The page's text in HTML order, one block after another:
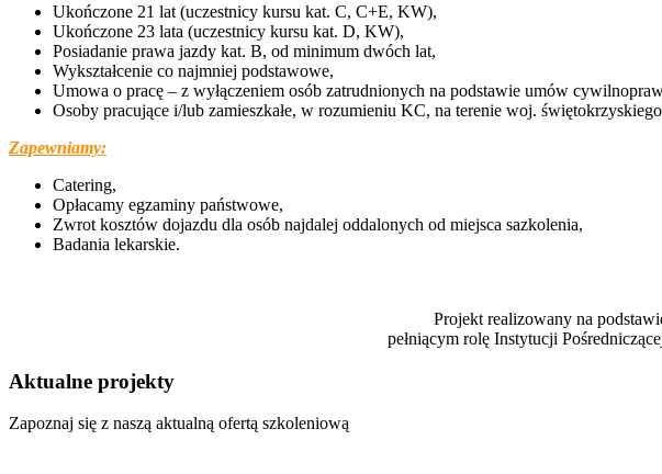
Ukończone 21 lat (uczestnicy kursu kat. C, C+E, KW),
Ukończone 23 lata (uczestnicy kursu kat. D, KW),
Posiadanie prawa jazdy kat. B, od minimum dwóch lat,
Wykształcenie co najmniej podstawowe,
Umowa o pracę – z wyłączeniem osób zatrudnionych na podstawie umów
Osoby pracujące i/lub zamieszkałe, w rozumieniu KC, na terenie woj.
Zapewniamy:
Catering,
Opłacamy egzaminy państwowe,
Zwrot kosztów dojazdu dla osób najdalej oddalonych od miejsca sazkolenia,
Badania lekarskie.
Projekt realizowany na
pełniącym rolę Instytucji
Aktualne projekty
Zapoznaj się z naszą aktualną ofertą szkoleniową